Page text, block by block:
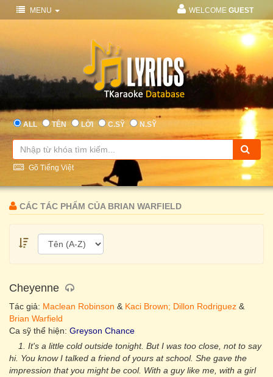
MENU WELCOME GUEST
ALL TÊN LỜI C.SỸ N.SỸ
Gõ Tiếng Việt
CÁC TÁC PHẨM CỦA BRIAN WARFIELD
Cheyenne
Tác giả: Maclean Robinson & Kaci Brown; Dillon Rodriguez &
Brian Warfield
Ca sỹ thể hiện: Greyson Chance
1. It's a little cold outside tonight. But I was too close, not to say
hi. You know I talked a friend of yours at school. She gave the
impression that you might be cool. With a guy like me, with a girl